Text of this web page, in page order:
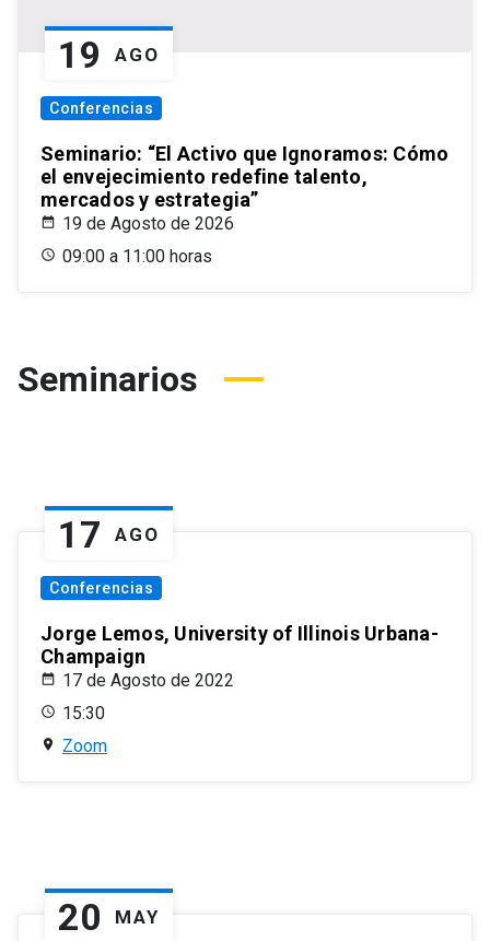
19 AGO
Conferencias
Seminario: “El Activo que Ignoramos: Cómo
el envejecimiento redefine talento,
mercados y estrategia”
19 de Agosto de 2026
09:00 a 11:00 horas
Seminarios
17 AGO
Conferencias
Jorge Lemos, University of Illinois Urbana-
Champaign
17 de Agosto de 2022
15:30
Zoom
20 MAY